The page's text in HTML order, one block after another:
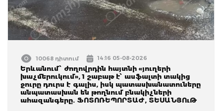
10068 դիտում 14:16 05-08-2026
Երևանում՝ ժողովրդին հայտնի «յուղերի
խաչմերուկում», 1 շաբաթ է՝ ասֆալտի տակից
ջուրը դուրս է գալիս, իսկ պատասխանատուները
անպատասխան են թողնում բնակիչների
ահազանգերը. ՖՈՏՈՌԵՊՈՐՏԱԺ, ՏԵՍԱՆՅՈւԹ